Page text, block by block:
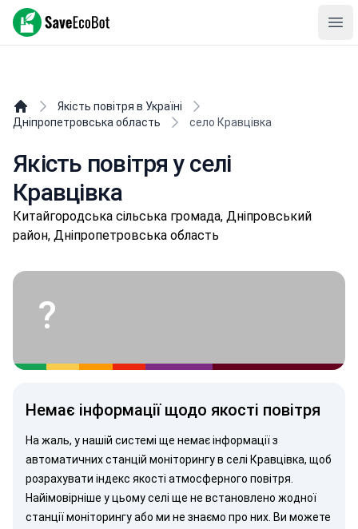
SaveEcoBot
Якість повітря в Україні
Дніпропетровська область
село Кравцівка
Якість повітря у селі
Кравцівка
Китaйгopoдськa сільська громада, Дніпровський
район, Дніпропетровська область
?
Немає інформації щодо якості повітря
На жаль, у нашій системі ще немає інформації з
автоматичних станцій моніторингу в селі Кравцівка, щоб
розрахувати індекс якості атмосферного повітря.
Найімовірніше у цьому селі ще не встановлено жодної
станції моніторингу або ми не знаємо про них. Ви можете